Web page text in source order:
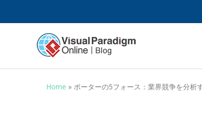
Home » ポーターの5フォース：業界競争を分析